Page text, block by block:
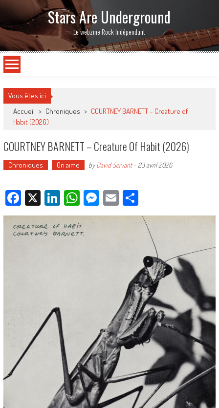
Stars Are Underground
Le webzine Rock Indépendant
Vous êtes ici
Accueil > Chroniques > COURTNEY BARNETT – Creature of
Habit (2026)
COURTNEY BARNETT – Creature Of Habit (2026)
Chroniques On aime byDavid Servant- 23 avril 2026
Facebook
X LinkedIn
WhatsApp
Messenger
EmailPartager